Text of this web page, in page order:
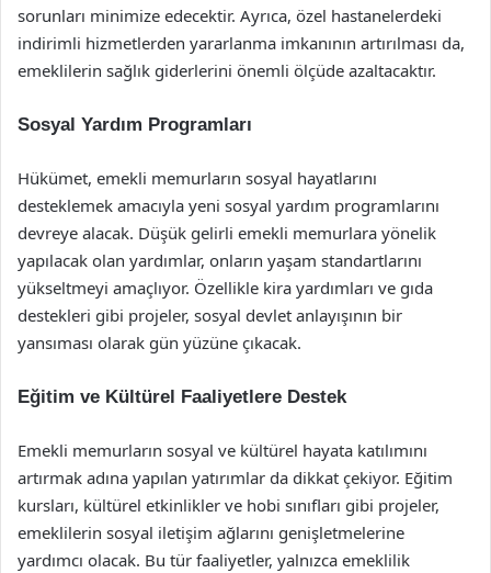
sorunları minimize edecektir. Ayrıca, özel hastanelerdeki
indirimli hizmetlerden yararlanma imkanının artırılması da,
emeklilerin sağlık giderlerini önemli ölçüde azaltacaktır.
Sosyal Yardım Programları
Hükümet, emekli memurların sosyal hayatlarını
desteklemek amacıyla yeni sosyal yardım programlarını
devreye alacak. Düşük gelirli emekli memurlara yönelik
yapılacak olan yardımlar, onların yaşam standartlarını
yükseltmeyi amaçlıyor. Özellikle kira yardımları ve gıda
destekleri gibi projeler, sosyal devlet anlayışının bir
yansıması olarak gün yüzüne çıkacak.
Eğitim ve Kültürel Faaliyetlere Destek
Emekli memurların sosyal ve kültürel hayata katılımını
artırmak adına yapılan yatırımlar da dikkat çekiyor. Eğitim
kursları, kültürel etkinlikler ve hobi sınıfları gibi projeler,
emeklilerin sosyal iletişim ağlarını genişletmelerine
yardımcı olacak. Bu tür faaliyetler, yalnızca emeklilik